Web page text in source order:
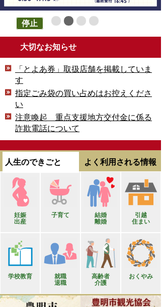
停止
大切なお知らせ
「とよあ券」取扱店舗を掲載していま
す
指定ごみ袋の買い占めはお控えくださ
い
注意喚起 重点支援地方交付金に係る
詐欺電話について
人生のできごと よく利用される情報
妊娠
出産
子育て
結婚
離婚
引越
住まい
学校教育
就職
退職
高齢者
介護
おくやみ